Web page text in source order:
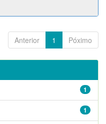
Anterior 1 Póximo
1
1